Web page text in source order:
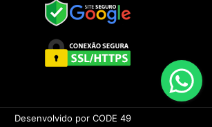
Desenvolvido por CODE 49